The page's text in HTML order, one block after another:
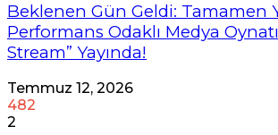
Beklenen Gün Geldi: Tamamen
Performans Odaklı Medya
Stream” Yayında!
Temmuz 12, 2026
482
2